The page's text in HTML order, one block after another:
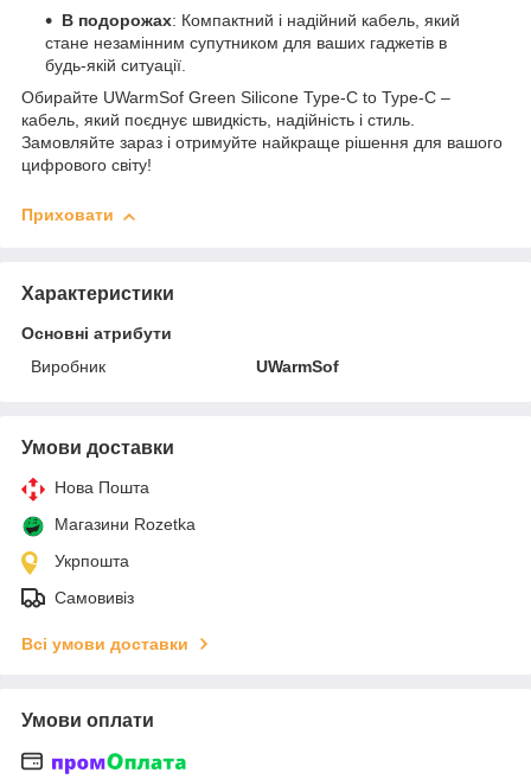
В подорожах: Компактний і надійний кабель, який
стане незамінним супутником для ваших гаджетів в
будь-якій ситуації.
Обирайте UWarmSof Green Silicone Type-C to Type-C –
кабель, який поєднує швидкість, надійність і стиль.
Замовляйте зараз і отримуйте найкраще рішення для вашого
цифрового світу!
Приховати
Характеристики
Основні атрибути
Виробник
UWarmSof
Умови доставки
Нова Пошта
Магазини Rozetka
Укрпошта
Самовивіз
Всі умови доставки
Умови оплати